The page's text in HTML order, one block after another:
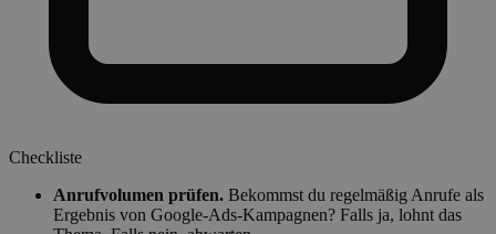
Checkliste
Anrufvolumen prüfen. Bekommst du regelmäßig Anrufe als
Ergebnis von Google-Ads-Kampagnen? Falls ja, lohnt das